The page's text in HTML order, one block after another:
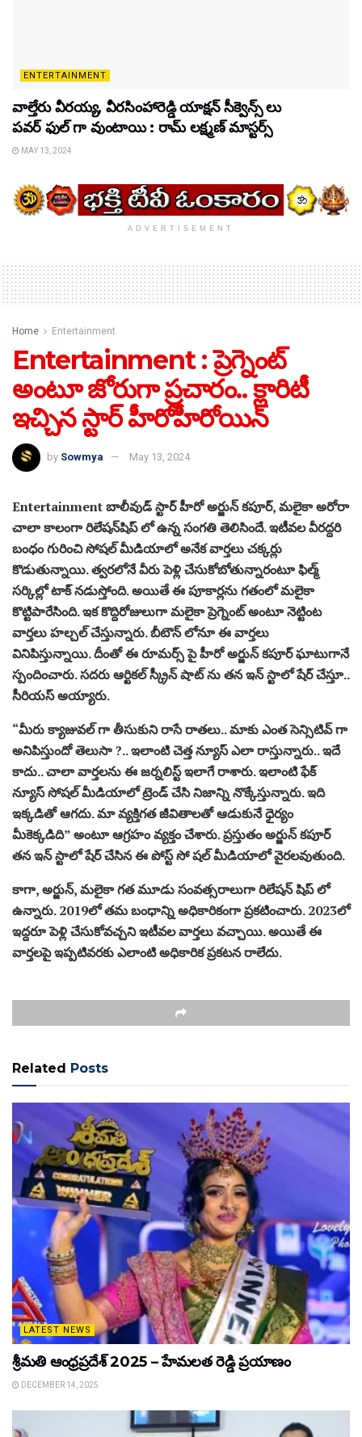
ENTERTAINMENT
వాల్తేరు వీరయ్య, వీరసింహారెడ్డి యాక్షన్ సీక్వెన్స్ లు
పవర్ ఫుల్ గా వుంటాయి : రామ్ లక్ష్మణ్ మాస్టర్స్
MAY 13, 2024
ADVERTISEMENT
Home Entertainment
Entertainment : ప్రెగ్నెంట్
అంటూ జోరుగా ప్రచారం.. క్లారిటీ
ఇచ్చిన స్టార్ హీరోహీరోయిన్
by Sowmya May 13, 2024
Entertainment బాలీవుడ్ స్టార్ హీరో అర్జున్ కపూర్, మలైకా అరోరా
చాలా కాలంగా రిలేషన్‏షిప్ లో ఉన్న సంగతి తెలిసిందే. ఇటీవల వీరద్దరి
బంధం గురించి సోషల్ మీడియాలో అనేక వార్తలు చక్కర్లు
కొడుతున్నాయి. త్వరలోనే వీరు పెళ్లి చేసుకోబోతున్నారంటూ ఫిల్మ్
సర్కిల్లో టాక్ నడుస్తోంది. అయితే ఈ పూకార్లను గతంలో మలైకా
కొట్టిపారేసింది. ఇక కొద్దిరోజులుగా మలైకా ప్రెగ్నెంట్ అంటూ నెట్టింట
వార్తలు హల్చల్ చేస్తున్నారు. బీటౌన్ లోనూ ఈ వార్తలు
వినిపిస్తున్నాయి. దీంతో ఈ రూమర్స్ పై హీరో అర్జున్ కపూర్ ఘాటుగానే
స్పందించారు. సదరు ఆర్టికల్ స్క్రీన్ షాట్ ను తన ఇన్ స్టాలో షేర్ చేస్తూ..
సీరియస్ అయ్యారు.
“మీరు క్యాజువల్ గా తీసుకుని రాసే రాతలు.. మాకు ఎంత సెన్సిటివ్ గా
అనిపిస్తుందో తెలుసా ?.. ఇలాంటి చెత్త న్యూస్ ఎలా రాస్తున్నారు.. ఇదే
కాదు.. చాలా వార్తలను ఈ జర్నలిస్ట్ ఇలాగే రాశారు. ఇలాంటి ఫేక్
న్యూస్ సోషల్ మీడియాలో ట్రెండ్ చేసి నిజాన్ని నొక్కేస్తున్నారు. ఇది
ఇక్కడితో ఆగదు. మా వ్యక్తిగత జీవితాలతో ఆడుకునే ధైర్యం
మీకెక్కడిది” అంటూ ఆగ్రహం వ్యక్తం చేశారు. ప్రస్తుతం అర్జున్ కపూర్
తన ఇన్ స్టాలో షేర్ చేసిన ఈ పోస్ట్ సో షల్ మీడియాలో వైరలవుతుంది.
కాగా, అర్జున్, మలైకా గత మూడు సంవత్సరాలుగా రిలేషన్ షిప్ లో
ఉన్నారు. 2019లో తమ బంధాన్ని అధికారికంగా ప్రకటించారు. 2023లో
ఇద్దరూ పెళ్లి చేసుకోవచ్చని ఇటీవల వార్తలు వచ్చాయి. అయితే ఈ
వార్తలపై ఇప్పటివరకు ఎలాంటి అధికారిక ప్రకటన రాలేదు.
Related Posts
LATEST NEWS
శ్రీమతి ఆంధ్రప్రదేశ్ 2025 – హేమలత రెడ్డి ప్రయాణం
DECEMBER 14, 2025